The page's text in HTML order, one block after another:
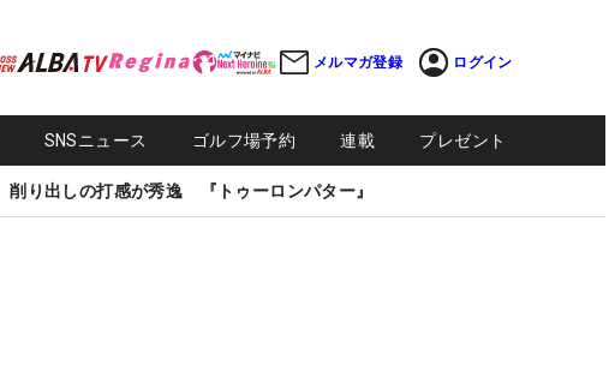
メルマガ登録 ログイン
SNSニュース ゴルフ場予約 連載 プレゼント
削り出しの打感が秀逸 『トゥーロンパター』